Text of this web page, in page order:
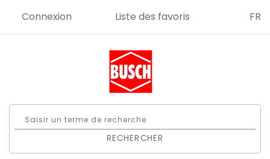
Connexion Liste des favoris FR
RECHERCHER